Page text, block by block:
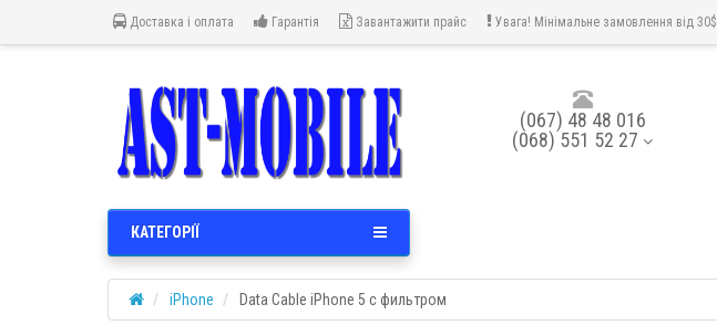
Доставка і оплата Гарантія Завантажити прайс Увага! Мінімальне замовлення від 30$
(067) 48 48 016
(068) 551 52 27
КАТЕГОРІЇ
iPhone Data Cable iPhone 5 с фильтром